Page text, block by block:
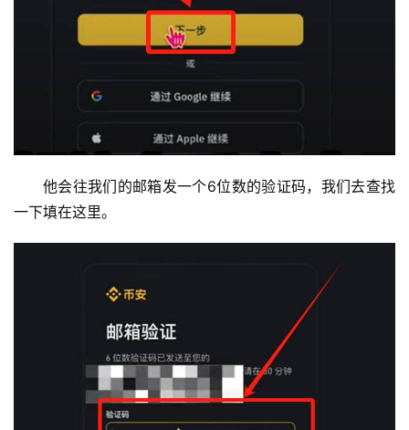
他会往我们的邮箱发一个6位数的验证码，我们去查找
一下填在这里。